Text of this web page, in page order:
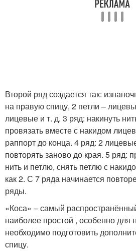
Второй ряд создается так:
на правую спицу, 2 петли –
лицевые и т. д. 3 ряд: накинуть
провязать вместе с накидом
раппорт до конца. 4 ряд: 2
повторять заново до края. 5 ряд:
нить и петлю, снять петлю с
как 2. С 7 ряда начинается
ряды.
«Коса» – самый
наиболее простой , особенно для
необходимо подготовить
спицу.